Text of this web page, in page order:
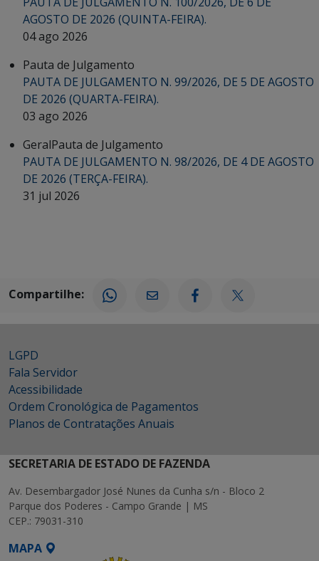
AGOSTO DE 2026 (QUINTA-FEIRA).
04 ago 2026
Pauta de Julgamento
PAUTA DE JULGAMENTO N. 99/2026, DE 5 DE AGOSTO
DE 2026 (QUARTA-FEIRA).
03 ago 2026
GeralPauta de Julgamento
PAUTA DE JULGAMENTO N. 98/2026, DE 4 DE AGOSTO
DE 2026 (TERÇA-FEIRA).
31 jul 2026
Compartilhe:
LGPD
Fala Servidor
Acessibilidade
Ordem Cronológica de Pagamentos
Planos de Contratações Anuais
SECRETARIA DE ESTADO DE FAZENDA
Av. Desembargador José Nunes da Cunha s/n - Bloco 2
Parque dos Poderes - Campo Grande | MS
CEP.: 79031-310
MAPA